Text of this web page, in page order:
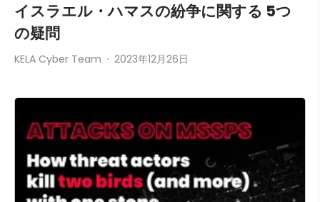
イスラエル・ハマスの紛争に関する 5つ
の疑問
KELA Cyber Team 2023年12月26日